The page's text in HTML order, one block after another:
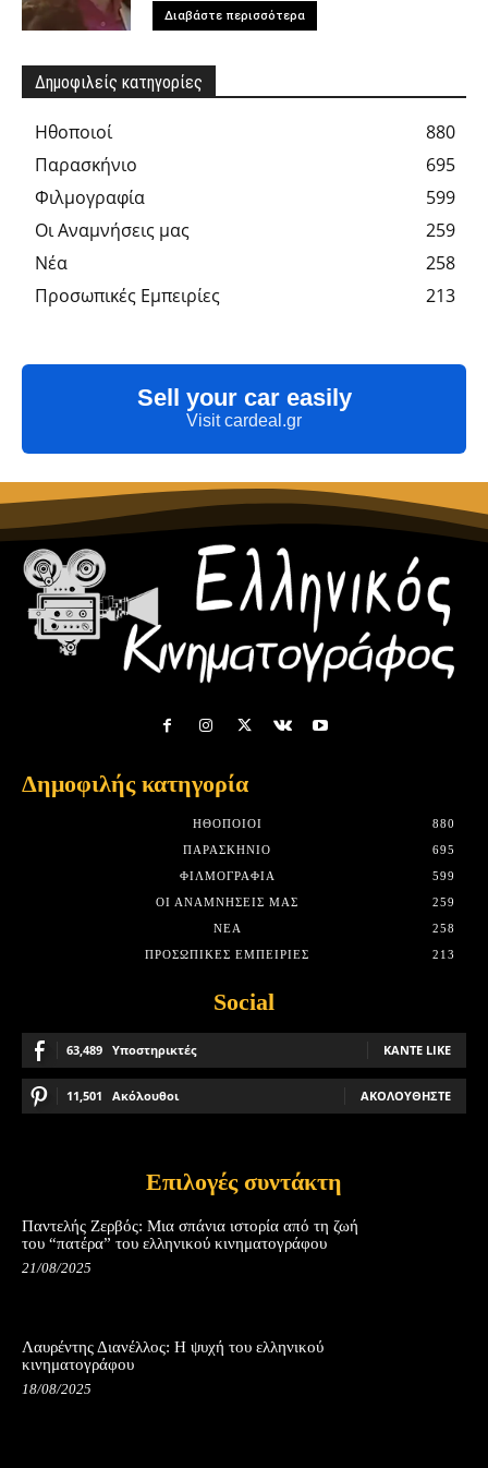
Διαβάστε περισσότερα
Δημοφιλείς κατηγορίες
Hθοποιοί
880
Παρασκήνιο
695
Φιλμογραφία
599
Οι Αναμνήσεις μας
259
Νέα
258
Προσωπικές Εμπειρίες
213
Sell your car easily
Visit cardeal.gr
Δημοφιλής κατηγορία
HΘΟΠΟΙΟΊ
880
ΠΑΡΑΣΚΉΝΙΟ
695
ΦΙΛΜΟΓΡΑΦΊΑ
599
ΟΙ ΑΝΑΜΝΉΣΕΙΣ ΜΑΣ
259
ΝΈΑ
258
ΠΡΟΣΩΠΙΚΈΣ ΕΜΠΕΙΡΊΕΣ
213
Social
63,489 Υποστηρικτές ΚΆΝΤΕ LIKE
11,501 Ακόλουθοι ΑΚΟΛΟΥΘΉΣΤΕ
Επιλογές συντάκτη
Παντελής Ζερβός: Μια σπάνια ιστορία από τη ζωή
του “πατέρα” του ελληνικού κινηματογράφου
21/08/2025
Λαυρέντης Διανέλλος: Η ψυχή του ελληνικού
κινηματογράφου
18/08/2025